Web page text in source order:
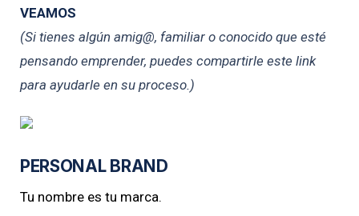
VEAMOS
(Si tienes algún amig@, familiar o conocido que esté
pensando emprender, puedes compartirle este link
para ayudarle en su proceso.)
PERSONAL BRAND
Tu nombre es tu marca.